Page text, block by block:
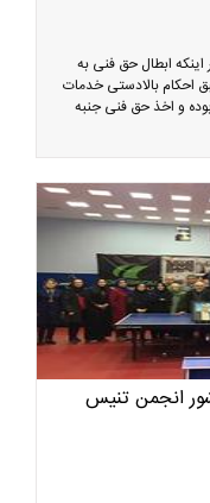
اینکه ابطال حق فنی به
احکام بالادستی خدمات
و اخذ حق فنی جنبه
انجمن تنیس